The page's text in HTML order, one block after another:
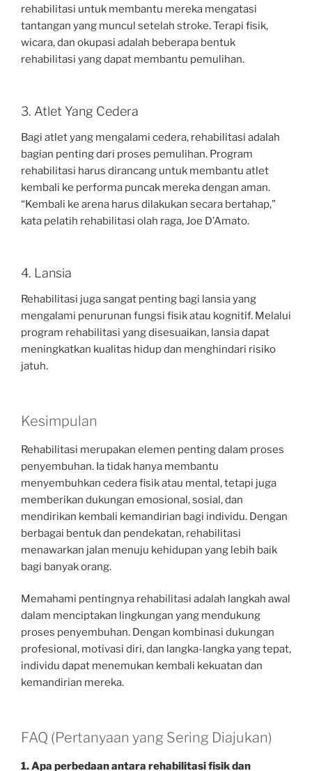
rehabilitasi untuk membantu mereka mengatasi
tantangan yang muncul setelah stroke. Terapi fisik,
wicara, dan okupasi adalah beberapa bentuk
rehabilitasi yang dapat membantu pemulihan.
3. Atlet Yang Cedera
Bagi atlet yang mengalami cedera, rehabilitasi adalah
bagian penting dari proses pemulihan. Program
rehabilitasi harus dirancang untuk membantu atlet
kembali ke performa puncak mereka dengan aman.
“Kembali ke arena harus dilakukan secara bertahap,”
kata pelatih rehabilitasi olah raga, Joe D’Amato.
4. Lansia
Rehabilitasi juga sangat penting bagi lansia yang
mengalami penurunan fungsi fisik atau kognitif. Melalui
program rehabilitasi yang disesuaikan, lansia dapat
meningkatkan kualitas hidup dan menghindari risiko
jatuh.
Kesimpulan
Rehabilitasi merupakan elemen penting dalam proses
penyembuhan. Ia tidak hanya membantu
menyembuhkan cedera fisik atau mental, tetapi juga
memberikan dukungan emosional, sosial, dan
mendirikan kembali kemandirian bagi individu. Dengan
berbagai bentuk dan pendekatan, rehabilitasi
menawarkan jalan menuju kehidupan yang lebih baik
bagi banyak orang.
Memahami pentingnya rehabilitasi adalah langkah awal
dalam menciptakan lingkungan yang mendukung
proses penyembuhan. Dengan kombinasi dukungan
profesional, motivasi diri, dan langka-langka yang tepat,
individu dapat menemukan kembali kekuatan dan
kemandirian mereka.
FAQ (Pertanyaan yang Sering Diajukan)
1. Apa perbedaan antara rehabilitasi fisik dan